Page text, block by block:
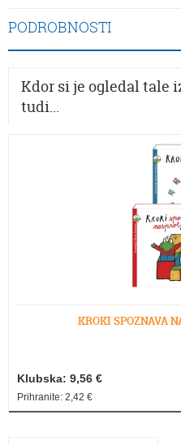
PODROBNOSTI
Kdor si je ogledal tale
tudi...
KROKI SPOZNAVA
Klubska: 9,56 €
Prihranite: 2,42 €